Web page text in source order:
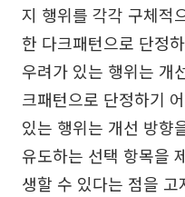
지 행위를 각각 구체적
한 다크패턴으로 단정
우려가 있는 행위는 개
크패턴으로 단정하기
있는 행위는 개선 방향
유도하는 선택 항목을
생할 수 있다는 점을 고